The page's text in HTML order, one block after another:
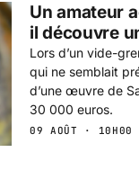
Un amateur
il découvre
Lors d’un vide-
qui ne semblait
d’une œuvre de
30 000 euros.
09 AOÛT · 10H00